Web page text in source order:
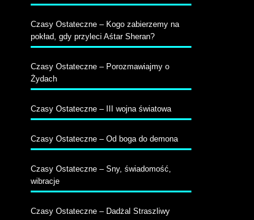
Czasy Ostateczne – Kogo zabierzemy na
pokład, gdy przyleci Aśtar Sheran?
Czasy Ostateczne – Porozmawiajmy o
Żydach
Czasy Ostateczne – III wojna światowa
Czasy Ostateczne – Od boga do demona
Czasy Ostateczne – Sny, świadomość,
wibracje
Czasy Ostateczne – Dadżal Straszliwy